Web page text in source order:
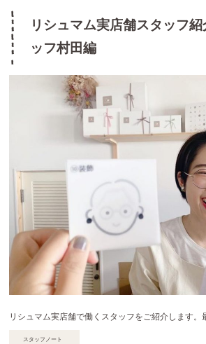
リシュマム実店舗スタッフ
ッフ村田編
リシュマム実店舗で働くスタッフをご紹介します。
スタッフノート